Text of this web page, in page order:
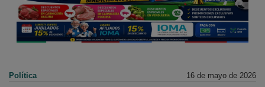
Política 16 de mayo de 2026